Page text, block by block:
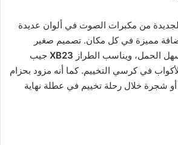
من مكبرات الصوت في ألوان عديدة
مميزة في كل مكان. تصميم صغير
الحمل، ويناسب الطراز XB23 جيب
في كرسي التخييم. كما أنه مزود بحزام
شجرة خلال رحلة تخييم في عطلة نهاية